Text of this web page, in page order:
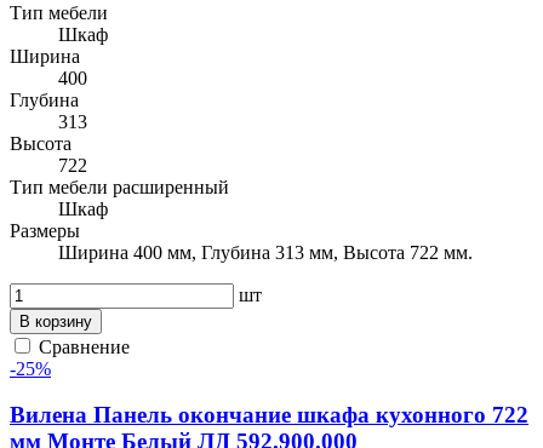
Тип мебели
Шкаф
Ширина
400
Глубина
313
Высота
722
Тип мебели расширенный
Шкаф
Размеры
Ширина 400 мм, Глубина 313 мм, Высота 722 мм.
шт
В корзину
Сравнение
-25%
Вилена Панель окончание шкафа кухонного 722
мм Монте Белый ЛД 592.900.000